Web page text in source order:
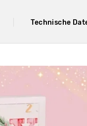
Technische